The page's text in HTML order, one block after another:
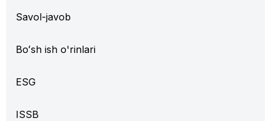
Savol-javob
Boʻsh ish o'rinlari
ESG
ISSB